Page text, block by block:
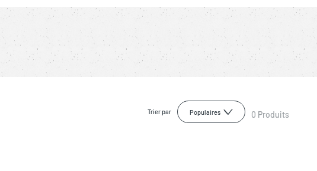
Trier par Populaires 0 Produits